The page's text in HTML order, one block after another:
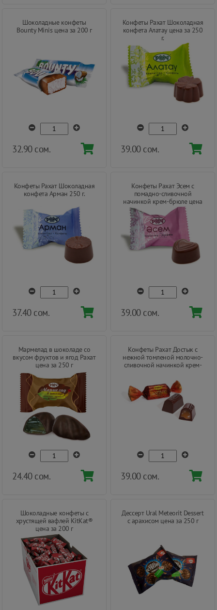
Шоколадные конфеты
Bounty Minis цена за 200 г
32.90 сом.
Конфеты Рахат Шоколадная
конфета Алатау цена за 250
г.
39.00 сом.
Конфеты Рахат Шоколадная
конфета Арман 250 г.
37.40 сом.
Конфеты Рахат Эсем с
помадно-сливочной
начинкой крем-брюле цена
за 250 г
39.00 сом.
Мармелад в шоколаде со
вкусом фруктов и ягод Рахат
цена за 250 г
24.40 сом.
Конфеты Рахат Достык с
нежной томленой молочно-
сливочной начинкой крем-
39.00 сом.
Шоколадные конфеты с
хрустящей вафлей KitKat®
цена за 200 г
Дессерт Ural Meteorit Dessert
с арахисом цена за 250 г